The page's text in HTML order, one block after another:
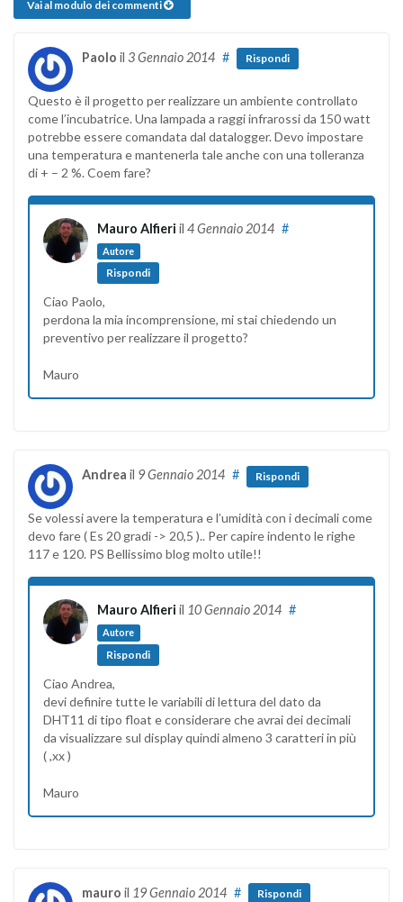
Vai al modulo dei commenti
Paolo il 3 Gennaio 2014 # Rispondi
Questo è il progetto per realizzare un ambiente controllato
come l’incubatrice. Una lampada a raggi infrarossi da 150 watt
potrebbe essere comandata dal datalogger. Devo impostare
una temperatura e mantenerla tale anche con una tolleranza
di + – 2 %. Coem fare?
Mauro Alfieri il 4 Gennaio 2014
Autore
#
Rispondi
Ciao Paolo,
perdona la mia incomprensione, mi stai chiedendo un
preventivo per realizzare il progetto?
Mauro
Andrea il 9 Gennaio 2014 # Rispondi
Se volessi avere la temperatura e l’umidità con i decimali come
devo fare ( Es 20 gradi -> 20,5 ).. Per capire indento le righe
117 e 120. PS Bellissimo blog molto utile!!
Mauro Alfieri il 10 Gennaio 2014
Autore
#
Rispondi
Ciao Andrea,
devi definire tutte le variabili di lettura del dato da
DHT11 di tipo float e considerare che avrai dei decimali
da visualizzare sul display quindi almeno 3 caratteri in più
( ,xx )
Mauro
mauro il 19 Gennaio 2014 # Rispondi